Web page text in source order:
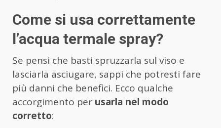
Come si usa correttamente
l’acqua termale spray?
Se pensi che basti spruzzarla sul viso e
lasciarla asciugare, sappi che potresti fare
più danni che benefici. Ecco qualche
accorgimento per usarla nel modo
corretto: